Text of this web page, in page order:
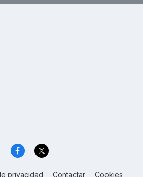
privacidad Contactar Cookies